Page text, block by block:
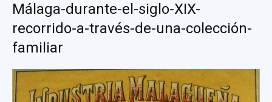
Málaga-durante-el-siglo-XIX-
recorrido-a-través-de-una-colección-
familiar